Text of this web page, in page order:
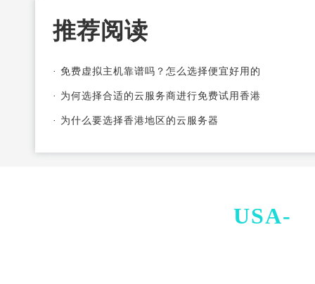
推荐阅读
· 免费虚拟主机靠谱吗？怎么选择便宜好用的
· 为何选择合适的云服务商进行免费试用香港
· 为什么要选择香港地区的云服务器
USA-